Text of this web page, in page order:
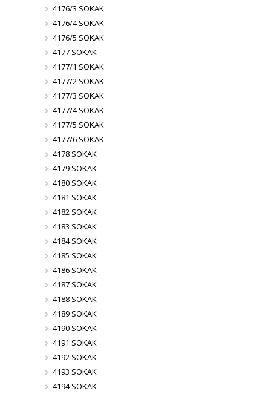
4176/3 SOKAK
4176/4 SOKAK
4176/5 SOKAK
4177 SOKAK
4177/1 SOKAK
4177/2 SOKAK
4177/3 SOKAK
4177/4 SOKAK
4177/5 SOKAK
4177/6 SOKAK
4178 SOKAK
4179 SOKAK
4180 SOKAK
4181 SOKAK
4182 SOKAK
4183 SOKAK
4184 SOKAK
4185 SOKAK
4186 SOKAK
4187 SOKAK
4188 SOKAK
4189 SOKAK
4190 SOKAK
4191 SOKAK
4192 SOKAK
4193 SOKAK
4194 SOKAK